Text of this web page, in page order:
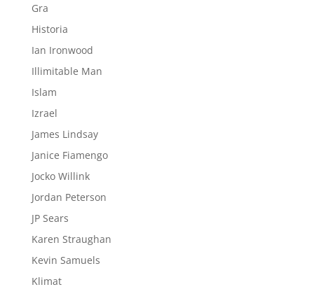
Gra
Historia
Ian Ironwood
Illimitable Man
Islam
Izrael
James Lindsay
Janice Fiamengo
Jocko Willink
Jordan Peterson
JP Sears
Karen Straughan
Kevin Samuels
Klimat